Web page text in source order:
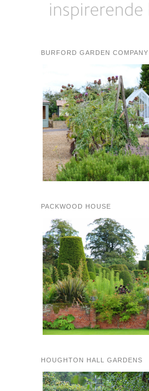
BURFORD GARDEN COMPANY
PACKWOOD HOUSE
HOUGHTON HALL GARDENS